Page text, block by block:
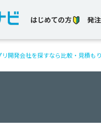
はじめての方 発
開発会社を探すなら比較・見積も